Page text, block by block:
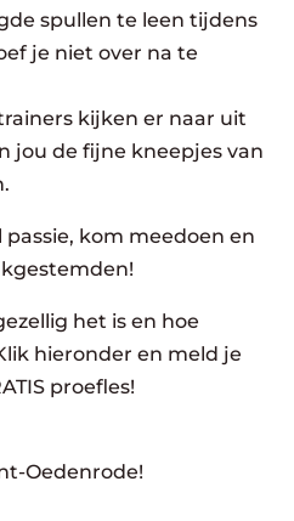
spullen te leen tijdens
je niet over na te
kijken er naar uit
jou de fijne kneepjes van
passie, kom meedoen en
het is en hoe
hieronder en meld je
proefles!
Oedenrode!